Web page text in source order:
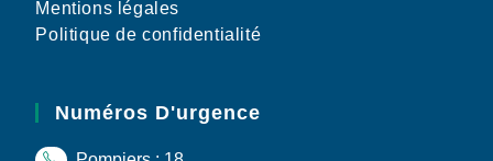
Mentions légales
Politique de confidentialité
Numéros D'urgence